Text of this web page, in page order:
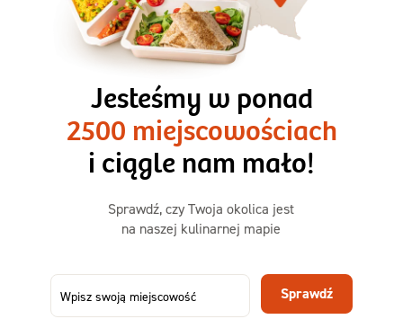
3 razy TAK
1500kcal - 2250kcal
3 sycące posiłki o większej objętości. Mniej dań,
ta sama wygoda!
50,31 zł
73,99
-32%
Menu
Jesteśmy w ponad
2500 miejscowościach
i ciągle nam mało!
Sprawdź, czy Twoja okolica jest
na naszej kulinarnej mapie
Sprawdź